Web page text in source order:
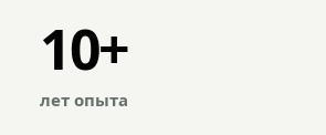
10+
лет опыта